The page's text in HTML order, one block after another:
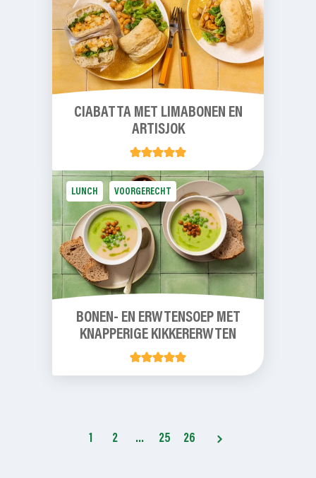
CIABATTA MET LIMABONEN EN
ARTISJOK
LUNCH VOORGERECHT
BONEN- EN ERWTENSOEP MET
KNAPPERIGE KIKKERERWTEN
1 2 … 25 26